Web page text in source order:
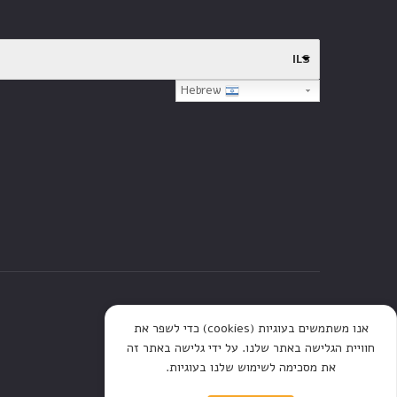
ILS
כתבות
אנו משתמשים בעוגיות (cookies) כדי לשפר את
חוויית הגלישה באתר שלנו. על ידי גלישה באתר זה
את מסכימה לשימוש שלנו בעוגיות.